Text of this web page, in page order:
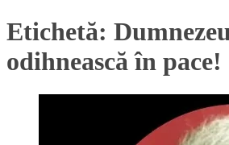
Etichetă:
odihnească în pace!